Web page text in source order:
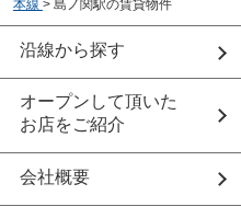
本線 > 島ノ関駅の賃貸物件
沿線から探す
オープンして頂いた
お店をご紹介
会社概要